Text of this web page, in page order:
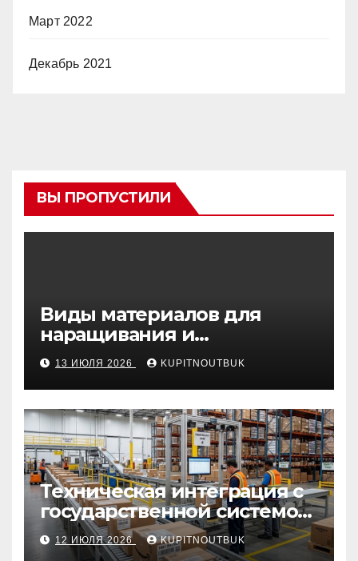
Март 2022
Декабрь 2021
ВЫ ПРОПУСТИЛИ
Виды материалов для
наращивания и
моделирования ногтей
13 ИЮЛЯ 2026 KUPITNOUTBUK
Техническая интеграция с
государственной системой
«Честный знак
12 ИЮЛЯ 2026 KUPITNOUTBUK